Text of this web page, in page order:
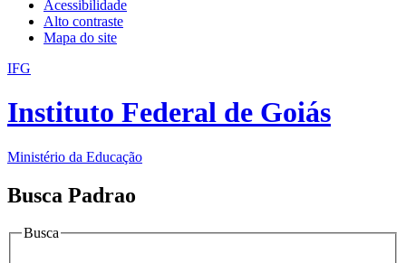
Acessibilidade
Alto contraste
Mapa do site
IFG
Instituto Federal de Goiás
Ministério da Educação
Busca Padrao
Busca